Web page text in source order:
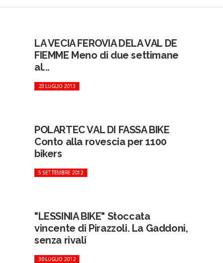
LA VECIA FEROVIA DELA VAL DE
FIEMME Meno di due settimane
al...
23 LUGLIO 2013
POLARTEC VAL DI FASSA BIKE
Conto alla rovescia per 1100
bikers
5 SETTEMBRE 2012
"LESSINIA BIKE" Stoccata
vincente di Pirazzoli. La Gaddoni,
senza rivali
30 LUGLIO 2012